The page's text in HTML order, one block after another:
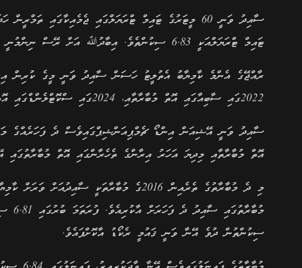
ސާއިދު ވަނީ 60 މީޓަރުގެ ޓައިމް ޓްރަޔަލްގައި
ޓައިމް ޓްރަޔަލްއަކީ 6.83 ސިކުންތެވެ. އިބާދުﷲ އަށް ރޭސް ނިންމުނީ 6.90 ސިކުންތުންނެވެ.
ރާއްޖޭގެ އެންމެ ކާމިޔާބު އެތުލީޓު ހަސަން ސާއިދު ވަނީ މީގެ ކުރިން
2022ގައި ސާބިއާގައި އޮތް މުބާރާތާއި، 2024ގައި ސްކޮޓްލެންޑްގައި އޮތް ވޯލްޑް ޗެމްޕިއަންޝިޕްގައިވެސް ސާއިދުވަނީ ދުވެފައެވެ.
އޮތް މުބާރާތާއި މިދިޔަ އަހަރު އިރާންގެ ތެހެރާންގައި އޮތް މުބާރާތުގައި
ސިކުންތުން ދުވެ އޭނާ ވަނީ ޤައުމީ ރެކޯޑު އާކޮށްފައެވެ.